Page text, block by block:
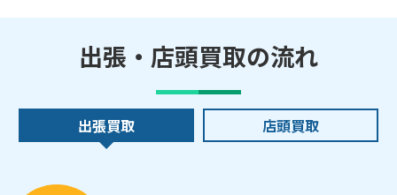
出張・店頭買取の流れ
出張買取 店頭買取